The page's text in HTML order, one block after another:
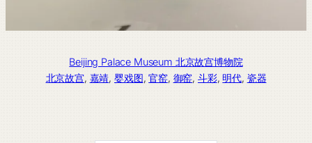
Beijing Palace Museum 北京故宫博物院
北京故宫, 嘉靖, 婴戏图, 官窑, 御窑, 斗彩, 明代, 瓷器